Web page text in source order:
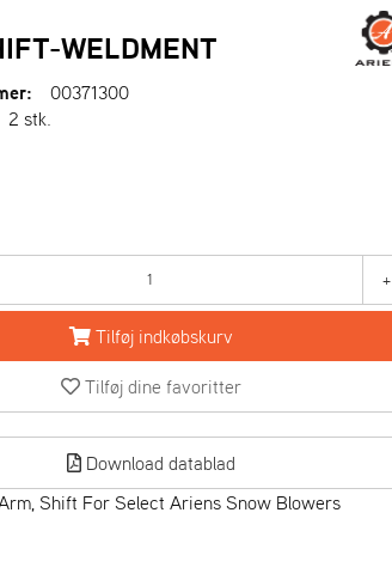
WELDMENT
00371300
2 stk.
+
Tilføj indkøbskurv
Tilføj dine favoritter
Download datablad
Shift For Select Ariens Snow Blowers